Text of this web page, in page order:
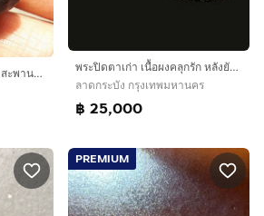
พระปิดตา หลวงปู่เอี่ยม วัดสะพานสูง เนื้อผงคลุกรัก ถักเชือก จุ่มรักจีน รักออกแดง ขนาดองค์พระ ขนาด 2.0 x 2.5 x 1.0 ซม โดยประมาณ เนื้อผง ดูง่
พระปิดตาเก่า เนื้อผงคลุกรัก หลังยันต์อิติ หลวงปู่เฮี้ยง วัดป่า ชลบุรี
ลาดกระบัง กรุงเทพมหานคร
฿ 25,000
PREMIUM